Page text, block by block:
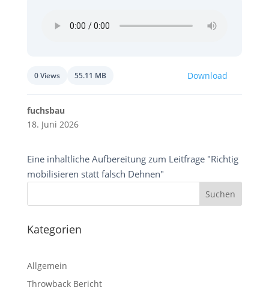
0 Views 55.11 MB Download
fuchsbau
18. Juni 2026
Eine inhaltliche Aufbereitung zum Leitfrage "Richtig
mobilisieren statt falsch Dehnen"
Kategorien
Allgemein
Throwback Bericht